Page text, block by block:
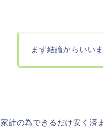
まず結論からいい
家計の為できるだけ安く済